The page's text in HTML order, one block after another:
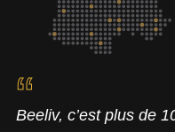
Beeliv, c’est plus de